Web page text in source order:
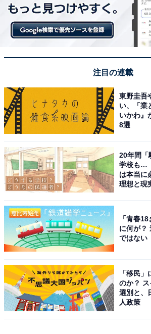
・
紀ノ国屋、コンパクトにまとまる「保
を販売中！
・ジブリパーク開園前内覧会のご案内
注目の連載
東野圭吾
い、「業
いかわ』
8選
20年間「
学校も…
は本当に
理想と現
「青春
に何が？
ではない
「移民
のか？
選別と、
人政策